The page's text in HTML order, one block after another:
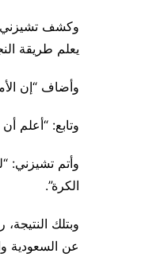
وكشف تشيزني
يعلم طريقة
وأضاف “إن
وتابع: “أعلم
وأتم تشيزني:
الكرة”.
وبتلك
عن السعودية